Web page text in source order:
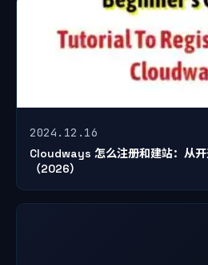
2024.12.16
Cloudways 怎么注册和建站：从
（2026）